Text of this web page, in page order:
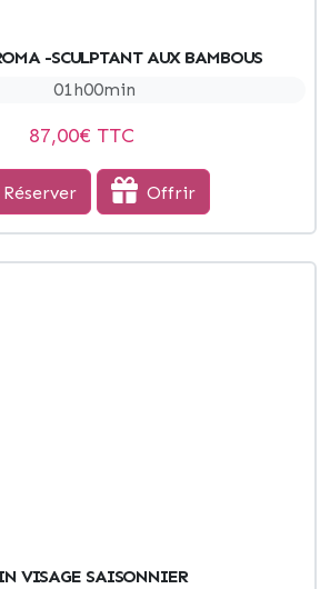
-SCULPTANT AUX BAMBOUS
01h00min
87,00€ TTC
Réserver Offrir
VISAGE SAISONNIER